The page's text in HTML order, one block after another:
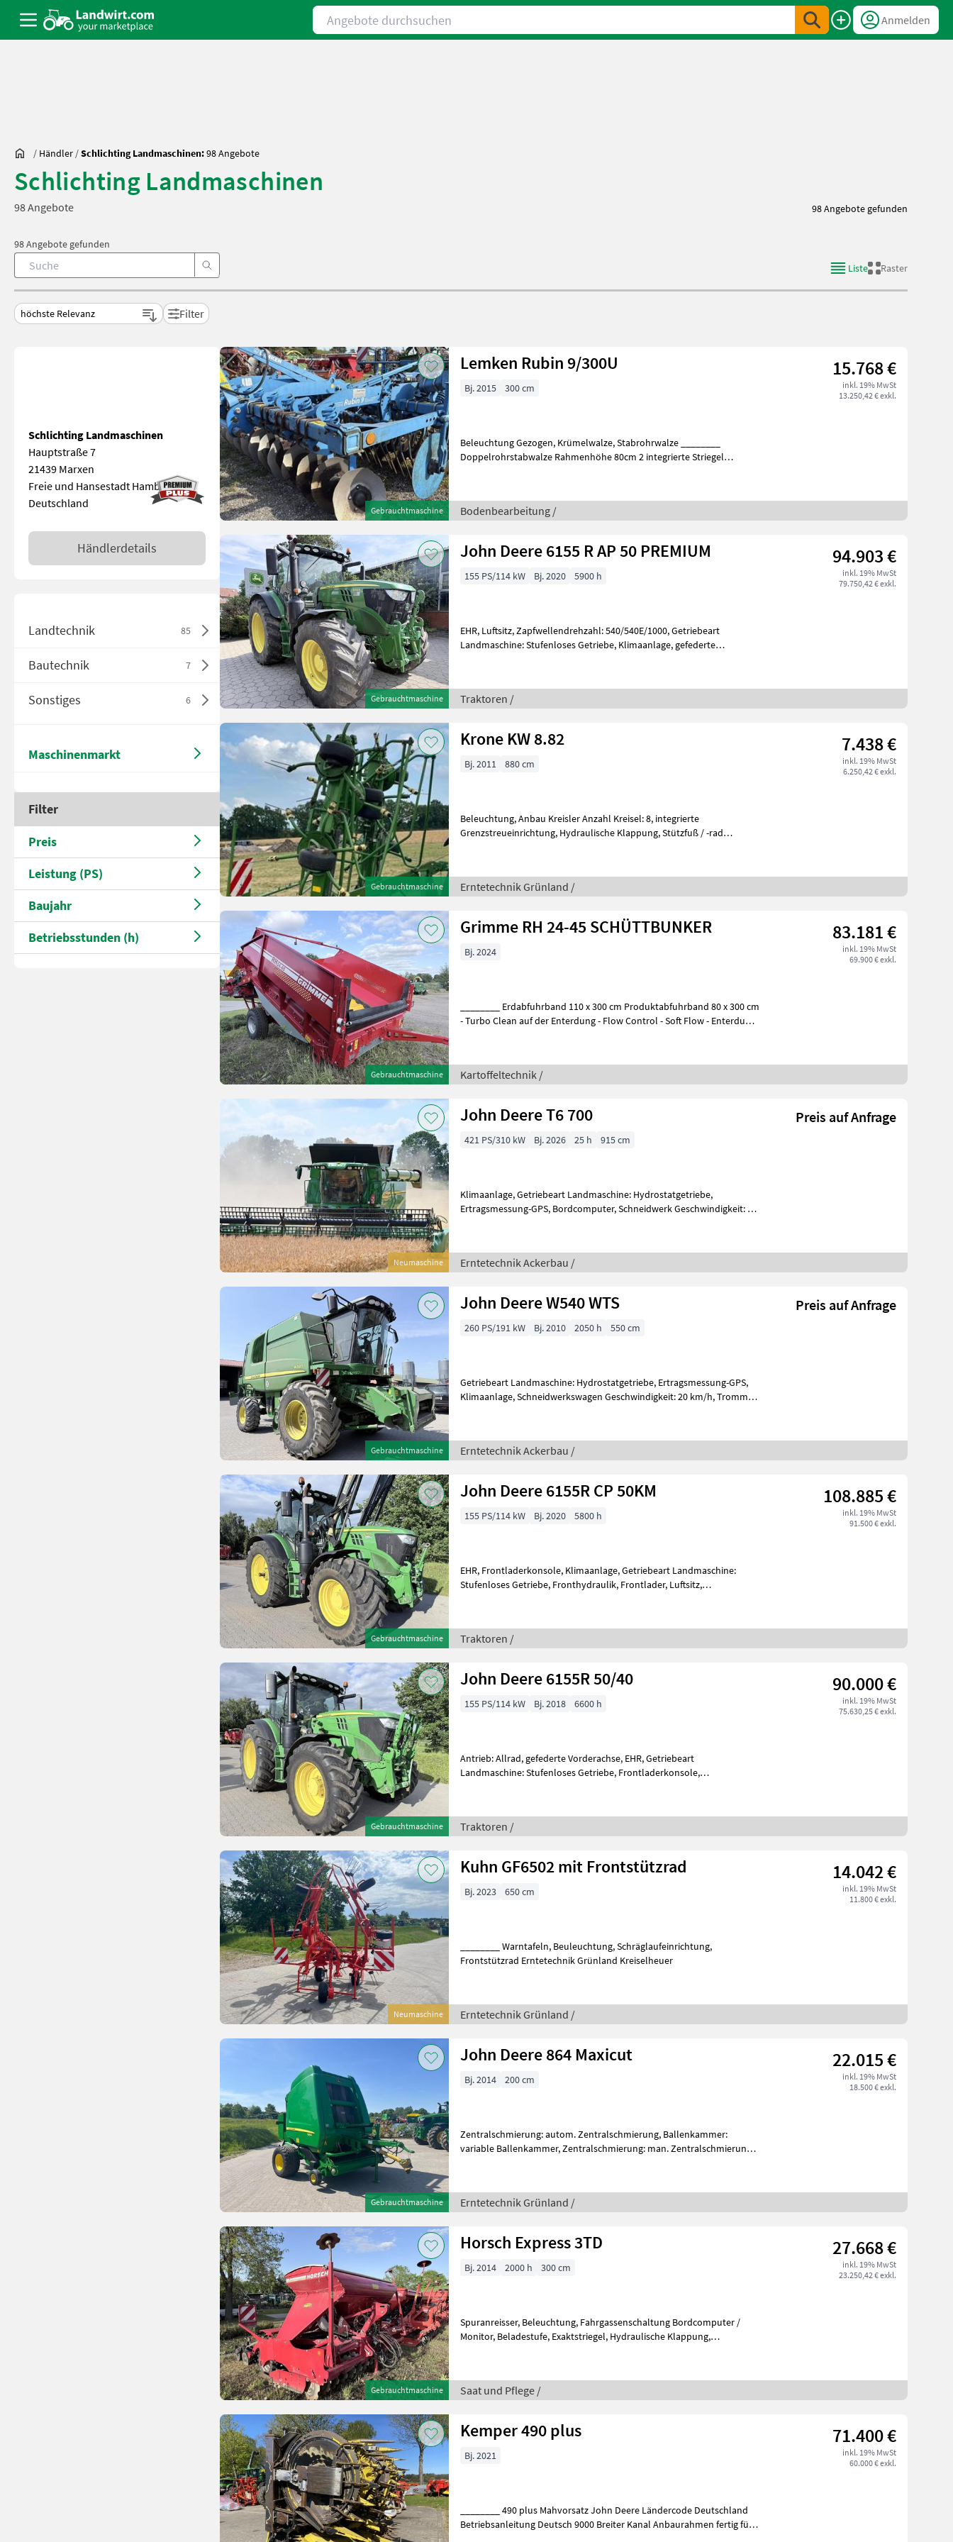
Angebote durchsuchen
Anmelden
/ Händler /Schlichting Landmaschinen:98 Angebote
Schlichting Landmaschinen
98 Angebote 98 Angebote gefunden
98 Angebote gefunden
Liste
Raster
Filter
Schlichting Landmaschinen
Hauptstraße 7
21439 Marxen
Freie und Hansestadt Hamburg
Deutschland
Händlerdetails
Landtechnik 85
Bautechnik 7
Sonstiges 6
Maschinenmarkt
Filter
Preis
Leistung (PS)
Baujahr
Betriebsstunden (h)
Gebrauchtmaschine
Lemken Rubin 9/300U 15.768 €
inkl. 19% MwSt
13.250,42 € exkl.
Bj. 2015 300 cm
Beleuchtung Gezogen, Krümelwalze, Stabrohrwalze ________
Doppelrohrstabwalze Rahmenhöhe 80cm 2 integrierte Striegel
Bodenbearbeitung /
Gebrauchtmaschine
John Deere 6155 R AP 50 PREMIUM 94.903 €
inkl. 19% MwSt
79.750,42 € exkl.
155 PS/114 kW Bj. 2020 5900 h
EHR, Luftsitz, Zapfwellendrehzahl: 540/540E/1000, Getriebeart
Landmaschine: Stufenloses Getriebe, Klimaanlage, gefederte
Traktoren /
Gebrauchtmaschine
Krone KW 8.82 7.438 €
inkl. 19% MwSt
6.250,42 € exkl.
Bj. 2011 880 cm
Beleuchtung, Anbau Kreisler Anzahl Kreisel: 8, integrierte
Grenzstreueinrichtung, Hydraulische Klappung, Stützfuß / -rad
Erntetechnik Grünland /
Gebrauchtmaschine
Grimme RH 24-45 SCHÜTTBUNKER 83.181 €
inkl. 19% MwSt
69.900 € exkl.
Bj. 2024
________ Erdabfuhrband 110 x 300 cm Produktabfuhrband 80 x 300 cm
- Turbo Clean auf der Enterdung - Flow Control - Soft Flow - Enterdung
Kartoffeltechnik /
Neumaschine
John Deere T6 700 Preis auf Anfrage
421 PS/310 kW Bj. 2026 25 h 915 cm
Klimaanlage, Getriebeart Landmaschine: Hydrostatgetriebe,
Ertragsmessung-GPS, Bordcomputer, Schneidwerk Geschwindigkeit: 30
Erntetechnik Ackerbau /
Gebrauchtmaschine
John Deere W540 WTS Preis auf Anfrage
260 PS/191 kW Bj. 2010 2050 h 550 cm
Getriebeart Landmaschine: Hydrostatgetriebe, Ertragsmessung-GPS,
Klimaanlage, Schneidwerkswagen Geschwindigkeit: 20 km/h, Trommel-
Erntetechnik Ackerbau /
Gebrauchtmaschine
John Deere 6155R CP 50KM 108.885 €
inkl. 19% MwSt
91.500 € exkl.
155 PS/114 kW Bj. 2020 5800 h
EHR, Frontladerkonsole, Klimaanlage, Getriebeart Landmaschine:
Stufenloses Getriebe, Fronthydraulik, Frontlader, Luftsitz,
Traktoren /
Gebrauchtmaschine
John Deere 6155R 50/40 90.000 €
inkl. 19% MwSt
75.630,25 € exkl.
155 PS/114 kW Bj. 2018 6600 h
Antrieb: Allrad, gefederte Vorderachse, EHR, Getriebeart
Landmaschine: Stufenloses Getriebe, Frontladerkonsole,
Traktoren /
Neumaschine
Kuhn GF6502 mit Frontstützrad 14.042 €
inkl. 19% MwSt
11.800 € exkl.
Bj. 2023 650 cm
________ Warntafeln, Beuleuchtung, Schräglaufeinrichtung,
Frontstützrad Erntetechnik Grünland Kreiselheuer
Erntetechnik Grünland /
Gebrauchtmaschine
John Deere 864 Maxicut 22.015 €
inkl. 19% MwSt
18.500 € exkl.
Bj. 2014 200 cm
Zentralschmierung: autom. Zentralschmierung, Ballenkammer:
variable Ballenkammer, Zentralschmierung: man. Zentralschmierung,
Erntetechnik Grünland /
Gebrauchtmaschine
Horsch Express 3TD 27.668 €
inkl. 19% MwSt
23.250,42 € exkl.
Bj. 2014 2000 h 300 cm
Spuranreisser, Beleuchtung, Fahrgassenschaltung Bordcomputer /
Monitor, Beladestufe, Exaktstriegel, Hydraulische Klappung,
Saat und Pflege /
Kemper 490 plus 71.400 €
inkl. 19% MwSt
60.000 € exkl.
Bj. 2021
________ 490 plus Mahvorsatz John Deere Ländercode Deutschland
Betriebsanleitung Deutsch 9000 Breiter Kanal Anbaurahmen fertig für